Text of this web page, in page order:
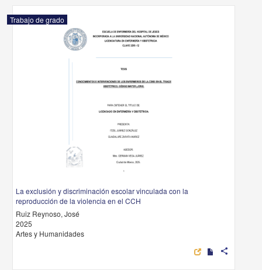
Trabajo de grado
La exclusión y discriminación escolar vinculada con la
reproducción de la violencia en el CCH
Ruiz Reynoso, José
2025
Artes y Humanidades
share